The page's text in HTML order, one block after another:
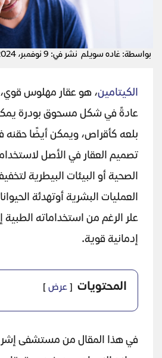
بواسطة: غاده سويلم نشر في: 9 نوفمبر، 2024
الكيتامين
عادةً في شكل مسحوق بودرة
بلعه كأقراص، ويمكن أيضًا
تصميم العقار في الأصل
الصحية أو البيئات البيطرية
العمليات البشرية أوتهدئة
علر الرغم من استخداماته الطبية
إدمانية قوية.
المحتويات عرض
في هذا المقال من مستشفى